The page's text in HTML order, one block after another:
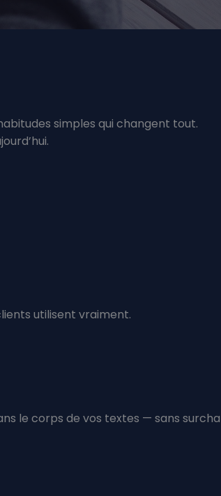
simples qui changent tout.
utilisent vraiment.
le corps de vos textes — sans